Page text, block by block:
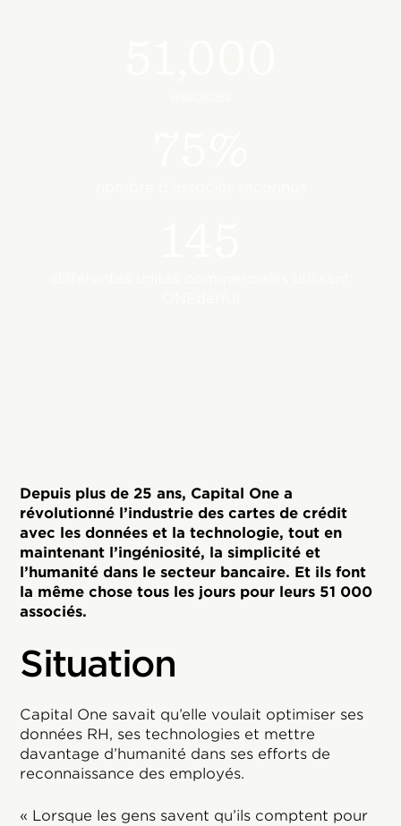
Depuis plus de 25 ans, Capital One a
révolutionné l’industrie des cartes de crédit
avec les données et la technologie, tout en
maintenant l’ingéniosité, la simplicité et
l’humanité dans le secteur bancaire. Et ils font
la même chose tous les jours pour leurs 51 000
associés.
Situation
Capital One savait qu’elle voulait optimiser ses
données RH, ses technologies et mettre
davantage d’humanité dans ses efforts de
reconnaissance des employés.
« Lorsque les gens savent qu’ils comptent pour